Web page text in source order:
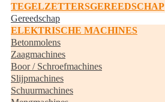
TEGELZETTERSGEREEDSCHAP
Gereedschap
ELEKTRISCHE MACHINES
Betonmolens
Zaagmachines
Boor / Schroefmachines
Slijpmachines
Schuurmachines